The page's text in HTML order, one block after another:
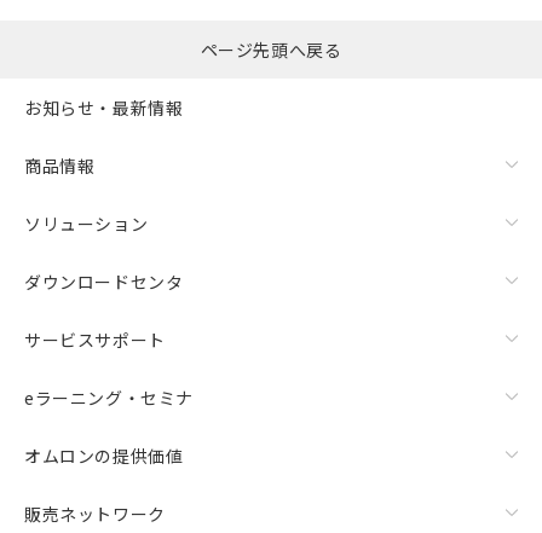
ページ先頭へ戻る
お知らせ・最新情報
商品情報
ソリューション
ダウンロードセンタ
サービスサポート
eラーニング・セミナ
オムロンの提供価値
販売ネットワーク